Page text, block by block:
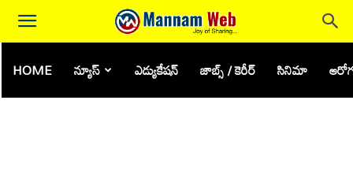
HOME న్యూస్ ఎడ్యుకేషన్ జాబ్స్ / కెరీర్ సినిమా